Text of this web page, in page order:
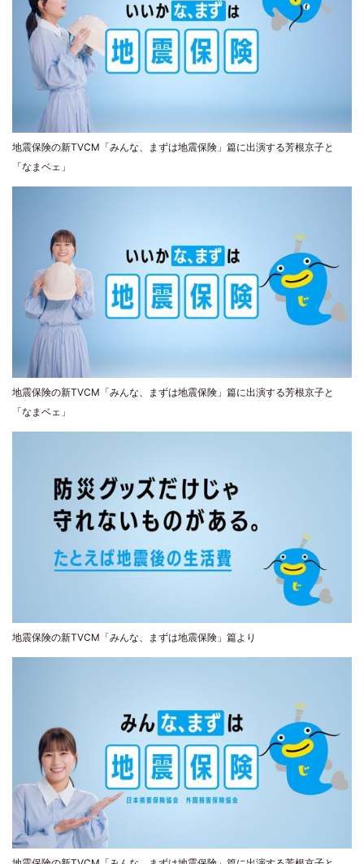
地震保険の新TVCM「みんな、まずは地震保険」篇に出演する芳根京子と
「なまベェ」
地震保険の新TVCM「みんな、まずは地震保険」篇に出演する芳根京子と
「なまベェ」
地震保険の新TVCM「みんな、まずは地震保険」篇より